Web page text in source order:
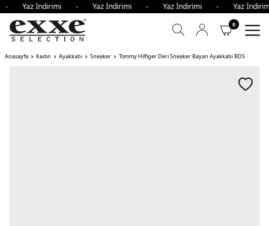
- Yaz İndirimi - Yaz İndirimi - Yaz İndirimi - Yaz
0
Anasayfa Kadın Ayakkabı Sneaker Tommy Hilfiger Deri Sneaker Bayan Ayakkabı BDS